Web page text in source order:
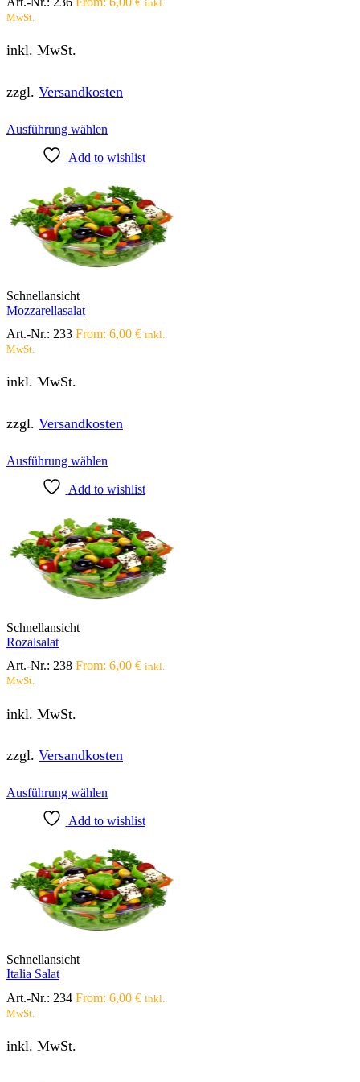
inkl.
MwSt.
inkl. MwSt.
zzgl. Versandkosten
Ausführung wählen
weist
Varianten
auf.
Die
Optionen
können
auf
Add to wishlist
Schnellansicht
Mozzarellasalat
Art.-Nr.: 233 From: 6,00 € inkl.
MwSt.
inkl. MwSt.
zzgl. Versandkosten
Ausführung wählen
weist
Varianten
auf.
Die
Optionen
können
auf
Add to wishlist
Schnellansicht
Rozalsalat
Art.-Nr.: 238 From: 6,00 € inkl.
MwSt.
inkl. MwSt.
zzgl. Versandkosten
Ausführung wählen
weist
Varianten
auf.
Die
Optionen
können
auf
Add to wishlist
Schnellansicht
Italia Salat
Art.-Nr.: 234 From: 6,00 € inkl.
MwSt.
inkl. MwSt.